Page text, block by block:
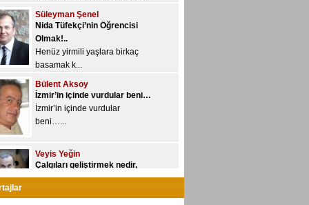
basamak k...
Bülent Aksoy
İzmir’in içinde vurdular beni…
İzmir’in içinde vurdular
Veyis Yeğin
Çalgıları geliştirmek nedir,
“Geliştirme/gelişim” kavramı
özne...
Ayhan Sarı